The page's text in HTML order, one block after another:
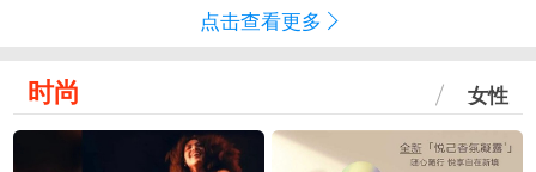
点击查看更多
时尚 女性